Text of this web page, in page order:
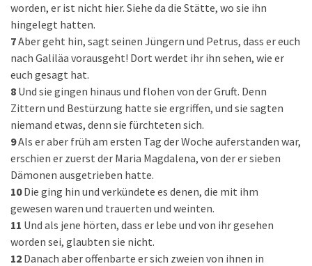
worden, er ist nicht hier. Siehe da die Stätte, wo sie ihn
hingelegt hatten.
7Aber geht hin, sagt seinen Jüngern und Petrus, dass er euch
nach Galiläa vorausgeht! Dort werdet ihr ihn sehen, wie er
euch gesagt hat.
8 Und sie gingen hinaus und flohen von der Gruft. Denn
Zittern und Bestürzung hatte sie ergriffen, und sie sagten
niemand etwas, denn sie fürchteten sich.
9Als er aber früh am ersten Tag der Woche auferstanden war,
erschien er zuerst der Maria Magdalena, von der er sieben
Dämonen ausgetrieben hatte.
10 Die ging hin und verkündete es denen, die mit ihm
gewesen waren und trauerten und weinten.
11 Und als jene hörten, dass er lebe und von ihr gesehen
worden sei, glaubten sie nicht.
12 Danach aber offenbarte er sich zweien von ihnen in